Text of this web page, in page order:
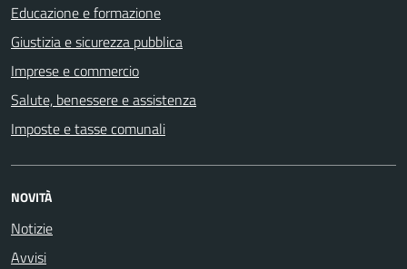
Educazione e formazione
Giustizia e sicurezza pubblica
Imprese e commercio
Salute, benessere e assistenza
Imposte e tasse comunali
NOVITÀ
Notizie
Avvisi